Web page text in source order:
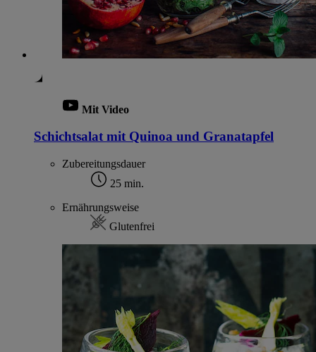
Mit Video
Schichtsalat mit Quinoa und Granatapfel
Zubereitungsdauer
25 min.
Ernährungsweise
Glutenfrei